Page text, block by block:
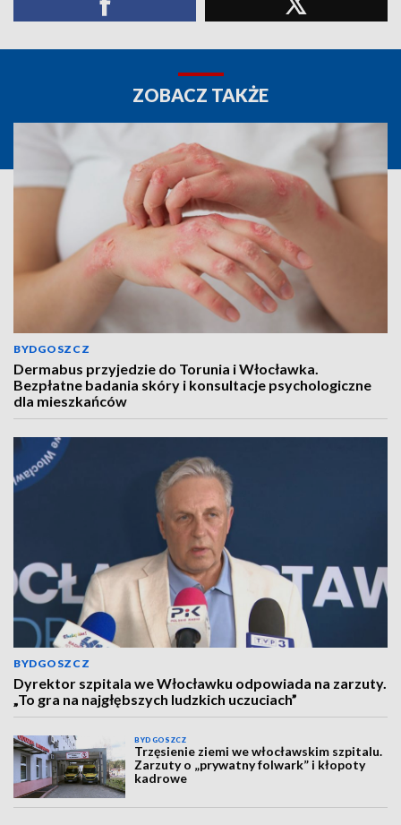
ZOBACZ TAKŻE
BYDGOSZCZ
Dermabus przyjedzie do Torunia i Włocławka.
Bezpłatne badania skóry i konsultacje psychologiczne
dla mieszkańców
BYDGOSZCZ
Dyrektor szpitala we Włocławku odpowiada na zarzuty.
„To gra na najgłębszych ludzkich uczuciach”
BYDGOSZCZ
Trzęsienie ziemi we włocławskim szpitalu.
Zarzuty o „prywatny folwark” i kłopoty
kadrowe